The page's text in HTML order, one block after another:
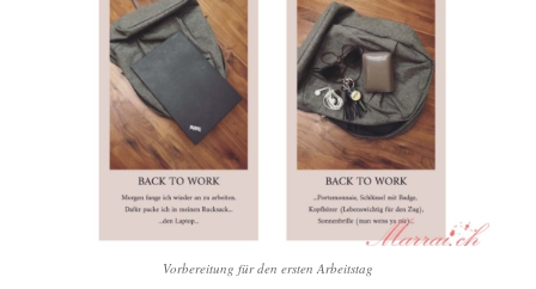
Vorbereitung für den ersten Arbeitstag